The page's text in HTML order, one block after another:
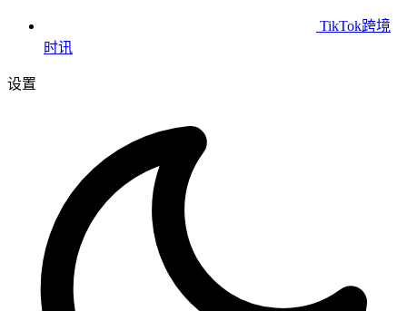
TikTok跨境
时讯
设置